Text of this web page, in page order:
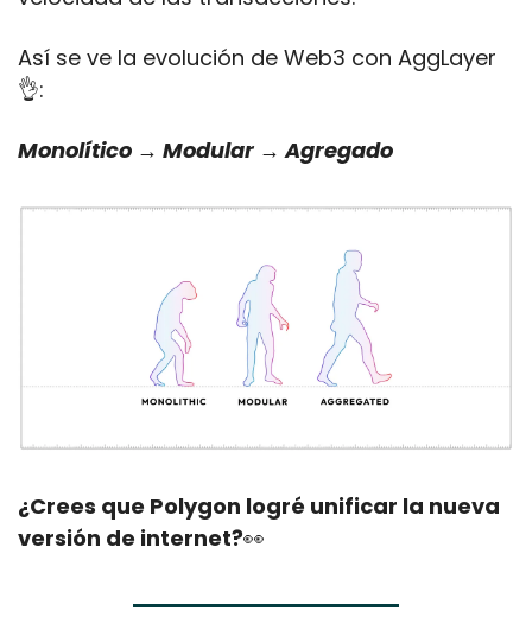
Así se ve la evolución de Web3 con AggLayer
👌:
Monolítico → Modular → Agregado
¿Crees que Polygon logré unificar la nueva
versión de internet?👀